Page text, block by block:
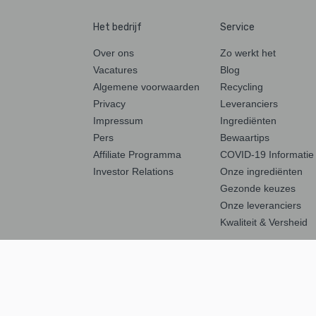
Het bedrijf
Over ons
Vacatures
Algemene voorwaarden
Privacy
Impressum
Pers
Affiliate Programma
Investor Relations
Service
Zo werkt het
Blog
Recycling
Leveranciers
Ingrediënten
Bewaartips
COVID-19 Informatie
Onze ingrediënten
Gezonde keuzes
Onze leveranciers
Kwaliteit & Versheid